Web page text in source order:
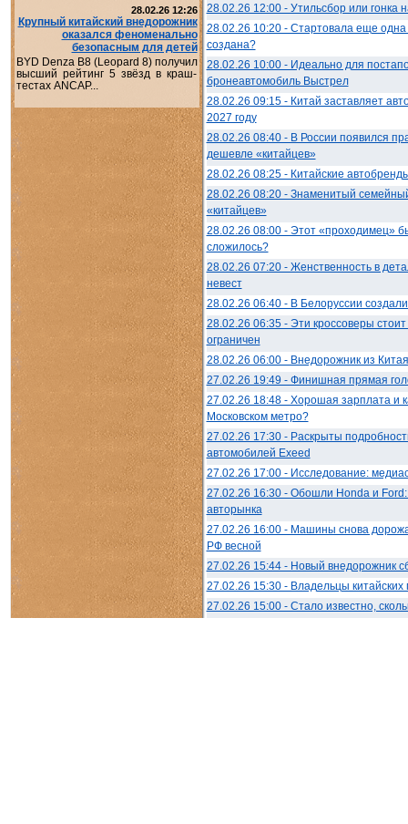
28.02.26 12:26
Крупный китайский внедорожник
оказался феноменально
безопасным для детей
BYD Denza B8 (Leopard 8) получил
высший рейтинг 5 звёзд в краш-
тестах ANCAP...
28.02.26 12:00 - Утильсбор или
28.02.26 10:20 - Стартовала еще
создана?
28.02.26 10:00 - Идеально для
бронеавтомобиль Выстрел
28.02.26 09:15 - Китай заставляет
2027 году
28.02.26 08:40 - В России появился
дешевле «китайцев»
28.02.26 08:25 - Китайские
28.02.26 08:20 - Знаменитый
«китайцев»
28.02.26 08:00 - Этот «проходимец»
сложилось?
28.02.26 07:20 - Женственность в
невест
28.02.26 06:40 - В Белоруссии
28.02.26 06:35 - Эти кроссоверы
ограничен
28.02.26 06:00 - Внедорожник из
27.02.26 19:49 - Финишная прямая
27.02.26 18:48 - Хорошая зарплата и
Московском метро?
27.02.26 17:30 - Раскрыты
автомобилей Exeed
27.02.26 17:00 - Исследование:
27.02.26 16:30 - Обошли Honda и Ford:
авторынка
27.02.26 16:00 - Машины снова
РФ весной
27.02.26 15:44 - Новый внедорожник
27.02.26 15:30 - Владельцы
27.02.26 15:00 - Стало известно,